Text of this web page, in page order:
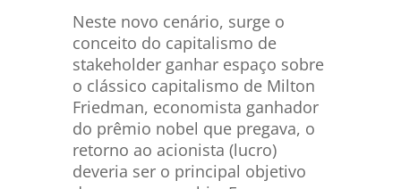
Neste novo cenário, surge o
conceito do capitalismo de
stakeholder ganhar espaço sobre
o clássico capitalismo de Milton
Friedman, economista ganhador
do prêmio nobel que pregava, o
retorno ao acionista (lucro)
deveria ser o principal objetivo